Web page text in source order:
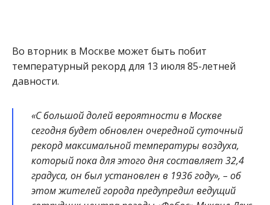
Во вторник в Москве может быть побит
температурный рекорд для 13 июля 85-летней
давности.
«С большой долей вероятности в Москве
сегодня будет обновлен очередной суточный
рекорд максимальной температуры воздуха,
который пока для этого дня составляет 32,4
градуса, он был установлен в 1936 году», – об
этом жителей города предупредил ведущий